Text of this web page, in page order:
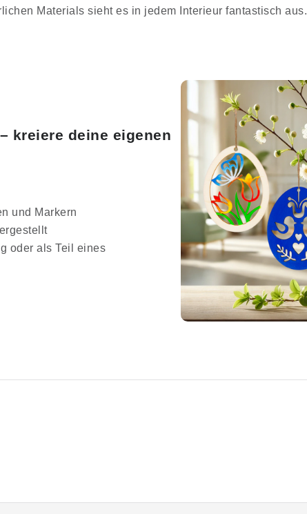
Materials sieht es in jedem Interieur fantastisch aus.
kreiere deine eigenen
und Markern
oder als Teil eines